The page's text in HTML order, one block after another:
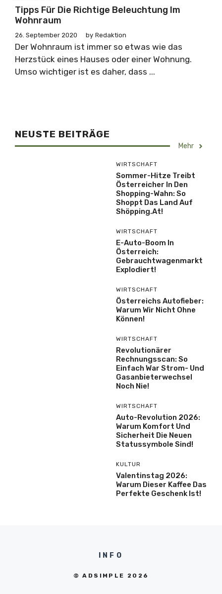
Tipps Für Die Richtige Beleuchtung Im
Wohnraum
26. September 2020 by Redaktion
Der Wohnraum ist immer so etwas wie das
Herzstück eines Hauses oder einer Wohnung.
Umso wichtiger ist es daher, dass ...
NEUSTE BEITRÄGE
Mehr
WIRTSCHAFT
Sommer-Hitze Treibt
Österreicher In Den
Shopping-Wahn: So
Shoppt Das Land Auf
Shöpping.at!
WIRTSCHAFT
E-Auto-Boom In
Österreich:
Gebrauchtwagenmarkt
Explodiert!
WIRTSCHAFT
Österreichs Autofieber:
Warum Wir Nicht Ohne
Können!
WIRTSCHAFT
Revolutionärer
Rechnungsscan: So
Einfach War Strom- Und
Gasanbieterwechsel
Noch Nie!
WIRTSCHAFT
Auto-Revolution 2026:
Warum Komfort Und
Sicherheit Die Neuen
Statussymbole Sind!
KULTUR
Valentinstag 2026:
Warum Dieser Kaffee Das
Perfekte Geschenk Ist!
INFO
© ADSIMPLE 2026